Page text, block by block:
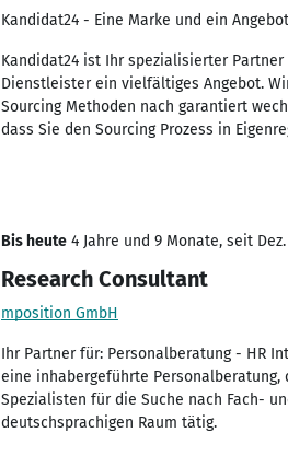
Kandidat24 - Eine Marke und ein
Kandidat24 ist Ihr spezialisierter
Dienstleister ein vielfältiges Angebot.
Sourcing Methoden nach garantiert
dass Sie den Sourcing Prozess in
Bis heute 4 Jahre und 9 Monate, seit Dez.
Research Consultant
mposition GmbH
Ihr Partner für: Personalberatung - HR
eine inhabergeführte
Spezialisten für die Suche nach Fach-
deutschsprachigen Raum tätig.